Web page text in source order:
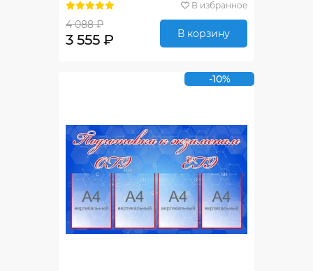
В избранное
4 088 ₽
3 555 ₽ В корзину
-10%